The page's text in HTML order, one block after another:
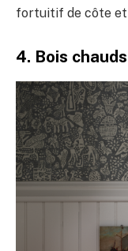
fortuitif de côte et
4. Bois chauds